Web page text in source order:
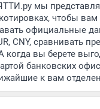
мы
чтобы
официальные
CNY, сравнивать
когда вы берете
банковских
к вам